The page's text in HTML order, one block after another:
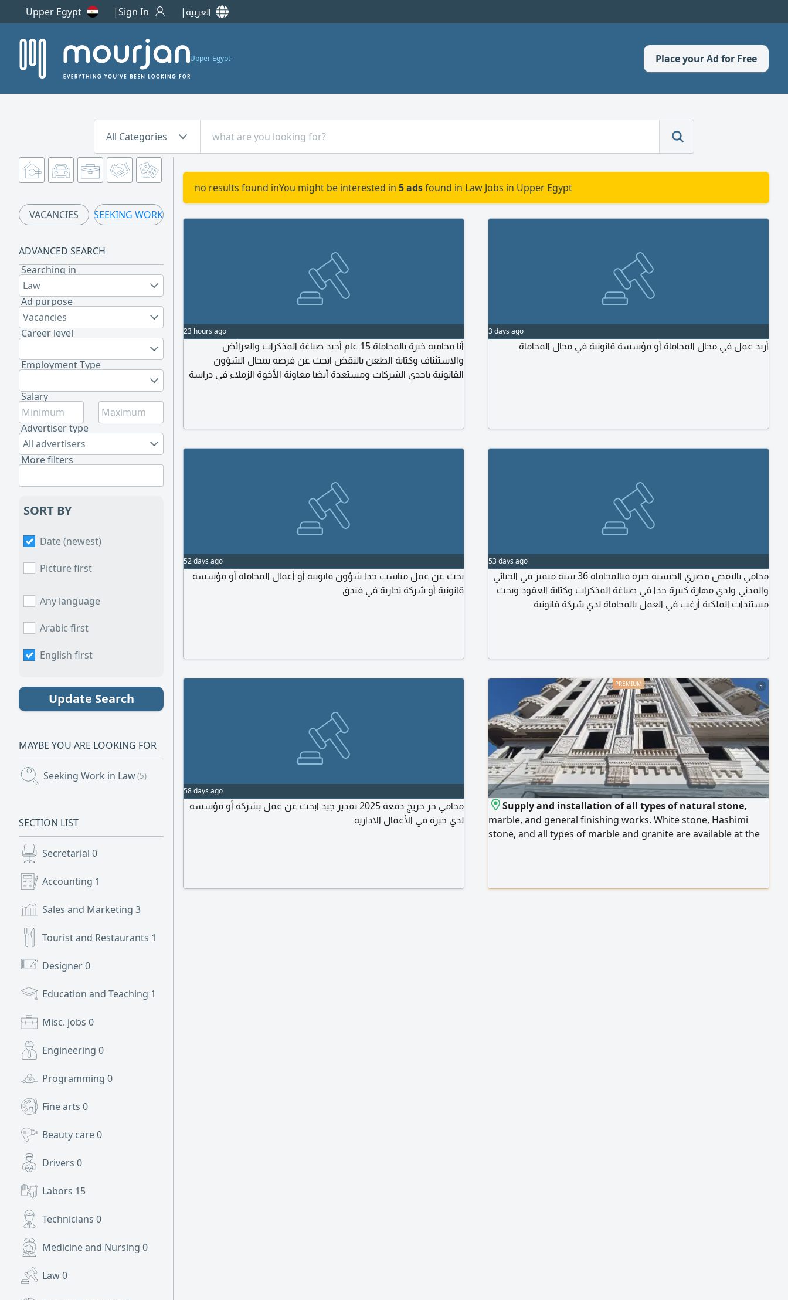
Upper Egypt Sign In العربية
Upper Egypt Place your Ad for Free
All Categories
VACANCIES SEEKING WORK
ADVANCED SEARCH
Searching in
Law
Ad purpose
Vacancies
Career level
Employment Type
Salary
Advertiser type
All advertisers
More filters
SORT BY
Date (newest)
Picture first
Any language
Arabic first
English first
Update Search
MAYBE YOU ARE LOOKING FOR
Seeking Work in Law(5)
SECTION LIST
Secretarial 0
Accounting 1
Sales and Marketing 3
Tourist and Restaurants 1
Designer0
Education and Teaching 1
Misc. jobs 0
Engineering 0
Programming 0
Fine arts 0
Beauty care0
Drivers 0
Labors 15
Technicians 0
Medicine and Nursing 0
Law0
no results found inYou might be interested in 5 adsfound in Law Jobs in Upper Egypt
23 hours ago
أنا محاميه خبرة بالمحاماة 15 عام أجيد صياغة المذكرات والعرائض
والاستئناف وكتابة الطعن بالنقض ابحث عن فرصه بمجال الشؤون
القانونية باحدي الشركات ومستعدة أيضا معاونة الأخوة الزملاء في دراسة
3 days ago
أريد عمل في مجال المحاماة أو مؤسسة قانونية في مجال المحاماة
52 days ago
بحث عن عمل مناسب جدا شؤون قانونية أو أعمال المحاماة أو مؤسسة
قانونية أو شركة تجارية في فندق
53 days ago
محامي بالنقض مصري الجنسية خبرة فبالمحاماة 36 سنة متميز في الجنائي
والمدني ولدي مهارة كبيرة جدا في صياغة المذكرات وكتابة العقود وبحث
مستندات الملكية أرغب في العمل بالمحاماة لدي شركة قانونية
58 days ago
محامي حر خريج دفعة 2025 تقدير جيد ابحث عن عمل بشركة أو مؤسسة
لدي خبرة في الأعمال الاداريه
5
Supply and installation of all types of natural stone,
marble, and general finishing works. White stone, Hashimi
stone, and all types of marble and granite are available at the